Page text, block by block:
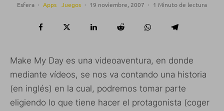
Esfera · Apps Juegos · 19 noviembre, 2007 · 1 Minuto de lectura
Make My Day es una videoaventura, en donde
mediante vídeos, se nos va contando una historia
(en inglés) en la cual, podremos tomar parte
eligiendo lo que tiene hacer el protagonista (coger